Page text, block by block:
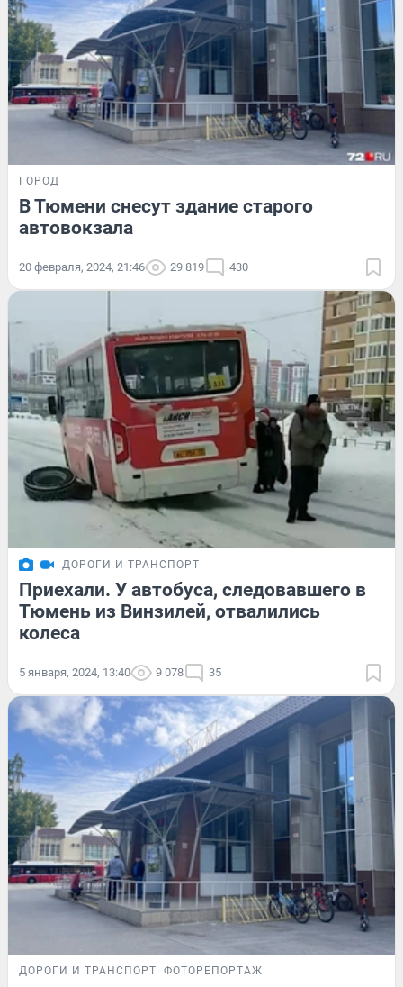
ГОРОД
В Тюмени снесут здание старого
автовокзала
20 февраля, 2024, 21:46 29 819 430
ДОРОГИ И ТРАНСПОРТ
Приехали. У автобуса, следовавшего в
Тюмень из Винзилей, отвалились
колеса
5 января, 2024, 13:40 9 078 35
ДОРОГИ И ТРАНСПОРТ ФОТОРЕПОРТАЖ